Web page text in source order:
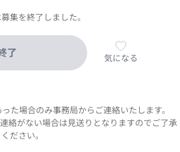
集を終了しました。
了 気になる
た場合のみ事務局からご連絡いたします。
絡がない場合は見送りとなりますのでご了承
ください。